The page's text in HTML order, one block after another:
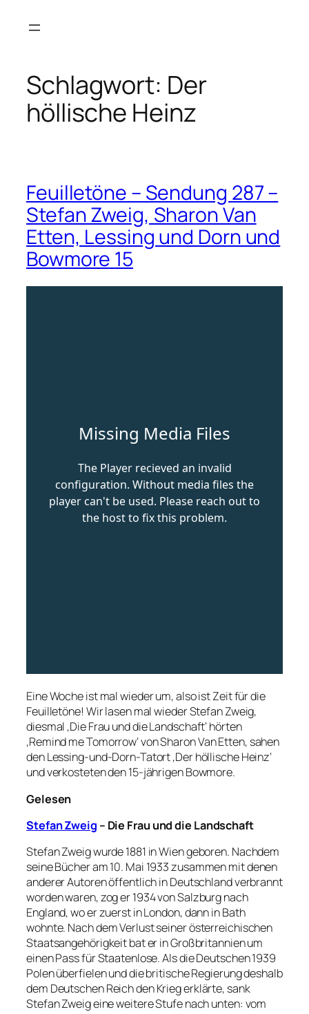
Inhalt
Schlagwort: Der
höllische Heinz
Feuilletöne – Sendung 287 –
Stefan Zweig, Sharon Van
Etten, Lessing und Dorn und
Bowmore 15
Eine Woche ist mal wieder um, also ist Zeit für die
Feuilletöne! Wir lasen mal wieder Stefan Zweig,
diesmal ‚Die Frau und die Landschaft‘ hörten
‚Remind me Tomorrow‘ von Sharon Van Etten, sahen
den Lessing-und-Dorn-Tatort ‚Der höllische Heinz‘
und verkosteten den 15-jährigen Bowmore.
Gelesen
Stefan Zweig – Die Frau und die Landschaft
Stefan Zweig wurde 1881 in Wien geboren. Nachdem
seine Bücher am 10. Mai 1933 zusammen mit denen
anderer Autoren öffentlich in Deutschland verbrannt
worden waren, zog er 1934 von Salzburg nach
England, wo er zuerst in London, dann in Bath
wohnte. Nach dem Verlust seiner österreichischen
Staatsangehörigkeit bat er in Großbritannien um
einen Pass für Staatenlose. Als die Deutschen 1939
Polen überfielen und die britische Regierung deshalb
dem Deutschen Reich den Krieg erklärte, sank
Stefan Zweig eine weitere Stufe nach unten: vom